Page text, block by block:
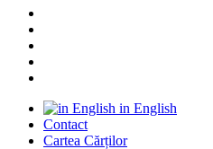
in English
Contact
Cartea Cărților